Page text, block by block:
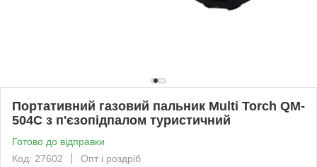
Портативний газовий пальник Multi Torch QM-
504C з п'єзопідпалом туристичний
Готово до відправки
Код: 27602
Опт і роздріб